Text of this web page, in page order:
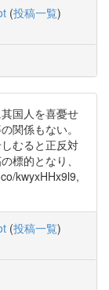
(投稿一覧)
国人を喜憂せ
関係もない。
むると正反対
標的となり、
kwyxHHx9l9,
(投稿一覧)